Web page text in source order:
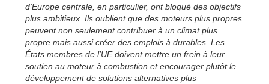
d’Europe centrale, en particulier, ont bloqué des objectifs
plus ambitieux. Ils oublient que des moteurs plus propres
peuvent non seulement contribuer à un climat plus
propre mais aussi créer des emplois à durables. Les
États membres de l’UE doivent mettre un frein à leur
soutien au moteur à combustion et encourager plutôt le
développement de solutions alternatives plus